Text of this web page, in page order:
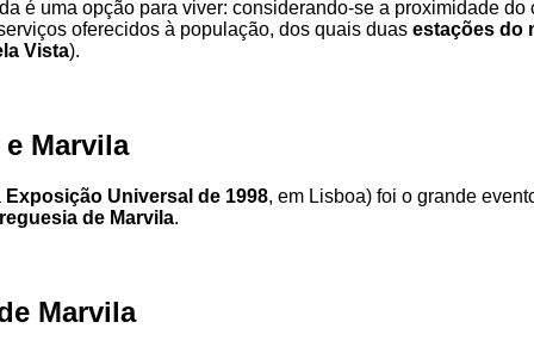
é uma opção para viver: considerando-se a proximidade do
oferecidos à população, dos quais duas estações do
Vista).
Marvila
Exposição Universal de 1998, em Lisboa) foi o grande
de Marvila.
Marvila